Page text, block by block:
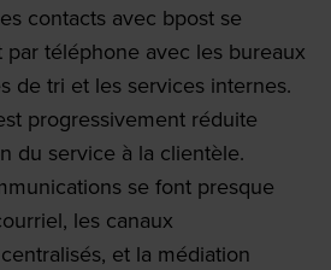
contacts avec bpost se
téléphone avec les bureaux
de tri et les services internes.
progressivement réduite
du service à la clientèle.
se font presque
les canaux
et la médiation